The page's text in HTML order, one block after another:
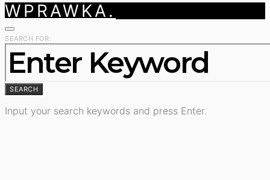
WPRAWKA.
SEARCH FOR:
SEARCH
Input your search keywords and press Enter.